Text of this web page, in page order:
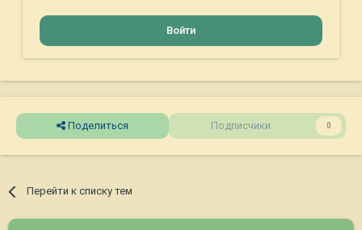
Войти
Поделиться Подписчики 0
Перейти к списку тем